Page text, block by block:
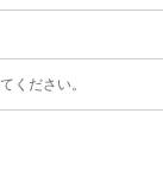
ください。